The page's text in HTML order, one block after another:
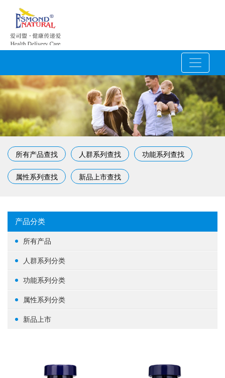
所有产品查找 人群系列查找 功能系列查找
属性系列查找 新品上市查找
产品分类
所有产品
人群系列分类
女性健康
中老年健康
婴幼/儿童/青少年
功能系列分类
生殖健康
肠道健康
属性系列分类
基础营养
新品上市